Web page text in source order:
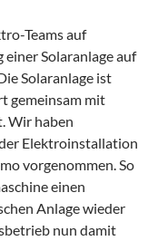
Teams auf
Solaranlage auf
Solaranlage ist
gemeinsam mit
Wir haben
Elektroinstallation
vorgenommen. So
einen
Anlage wieder
nun damit